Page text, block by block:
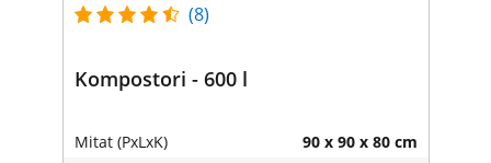
(8)
Kompostori - 600 l
Mitat (PxLxK) 90 x 90 x 80 cm